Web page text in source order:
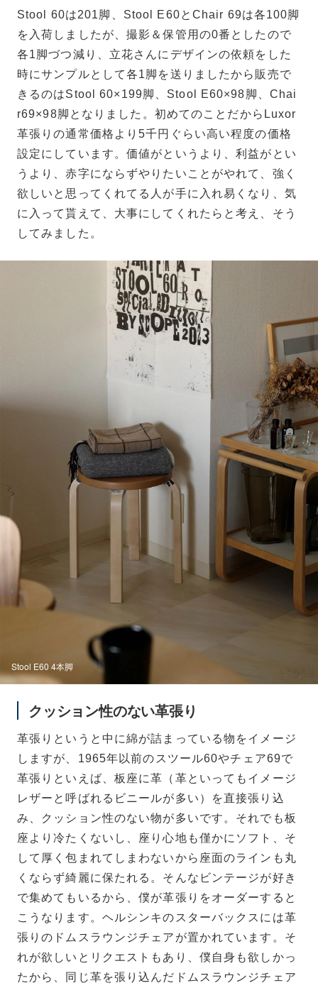
Stool 60は201脚、Stool E60とChair 69は各100脚
を入荷しましたが、撮影＆保管用の0番としたので
各1脚づつ減り、立花さんにデザインの依頼をした
時にサンプルとして各1脚を送りましたから販売で
きるのはStool 60×199脚、Stool E60×98脚、Chai
r69×98脚となりました。初めてのことだからLuxor
革張りの通常価格より5千円ぐらい高い程度の価格
設定にしています。価値がというより、利益がとい
うより、赤字にならずやりたいことがやれて、強く
欲しいと思ってくれてる人が手に入れ易くなり、気
に入って貰えて、大事にしてくれたらと考え、そう
してみました。
Stool E60 4本脚
クッション性のない革張り
革張りというと中に綿が詰まっている物をイメージ
しますが、1965年以前のスツール60やチェア69で
革張りといえば、板座に革（革といってもイメージ
レザーと呼ばれるビニールが多い）を直接張り込
み、クッション性のない物が多いです。それでも板
座より冷たくないし、座り心地も僅かにソフト、そ
して厚く包まれてしまわないから座面のラインも丸
くならず綺麗に保たれる。そんなビンテージが好き
で集めてもいるから、僕が革張りをオーダーすると
こうなります。ヘルシンキのスターバックスには革
張りのドムスラウンジチェアが置かれています。そ
れが欲しいとリクエストもあり、僕自身も欲しかっ
たから、同じ革を張り込んだドムスラウンジチェア